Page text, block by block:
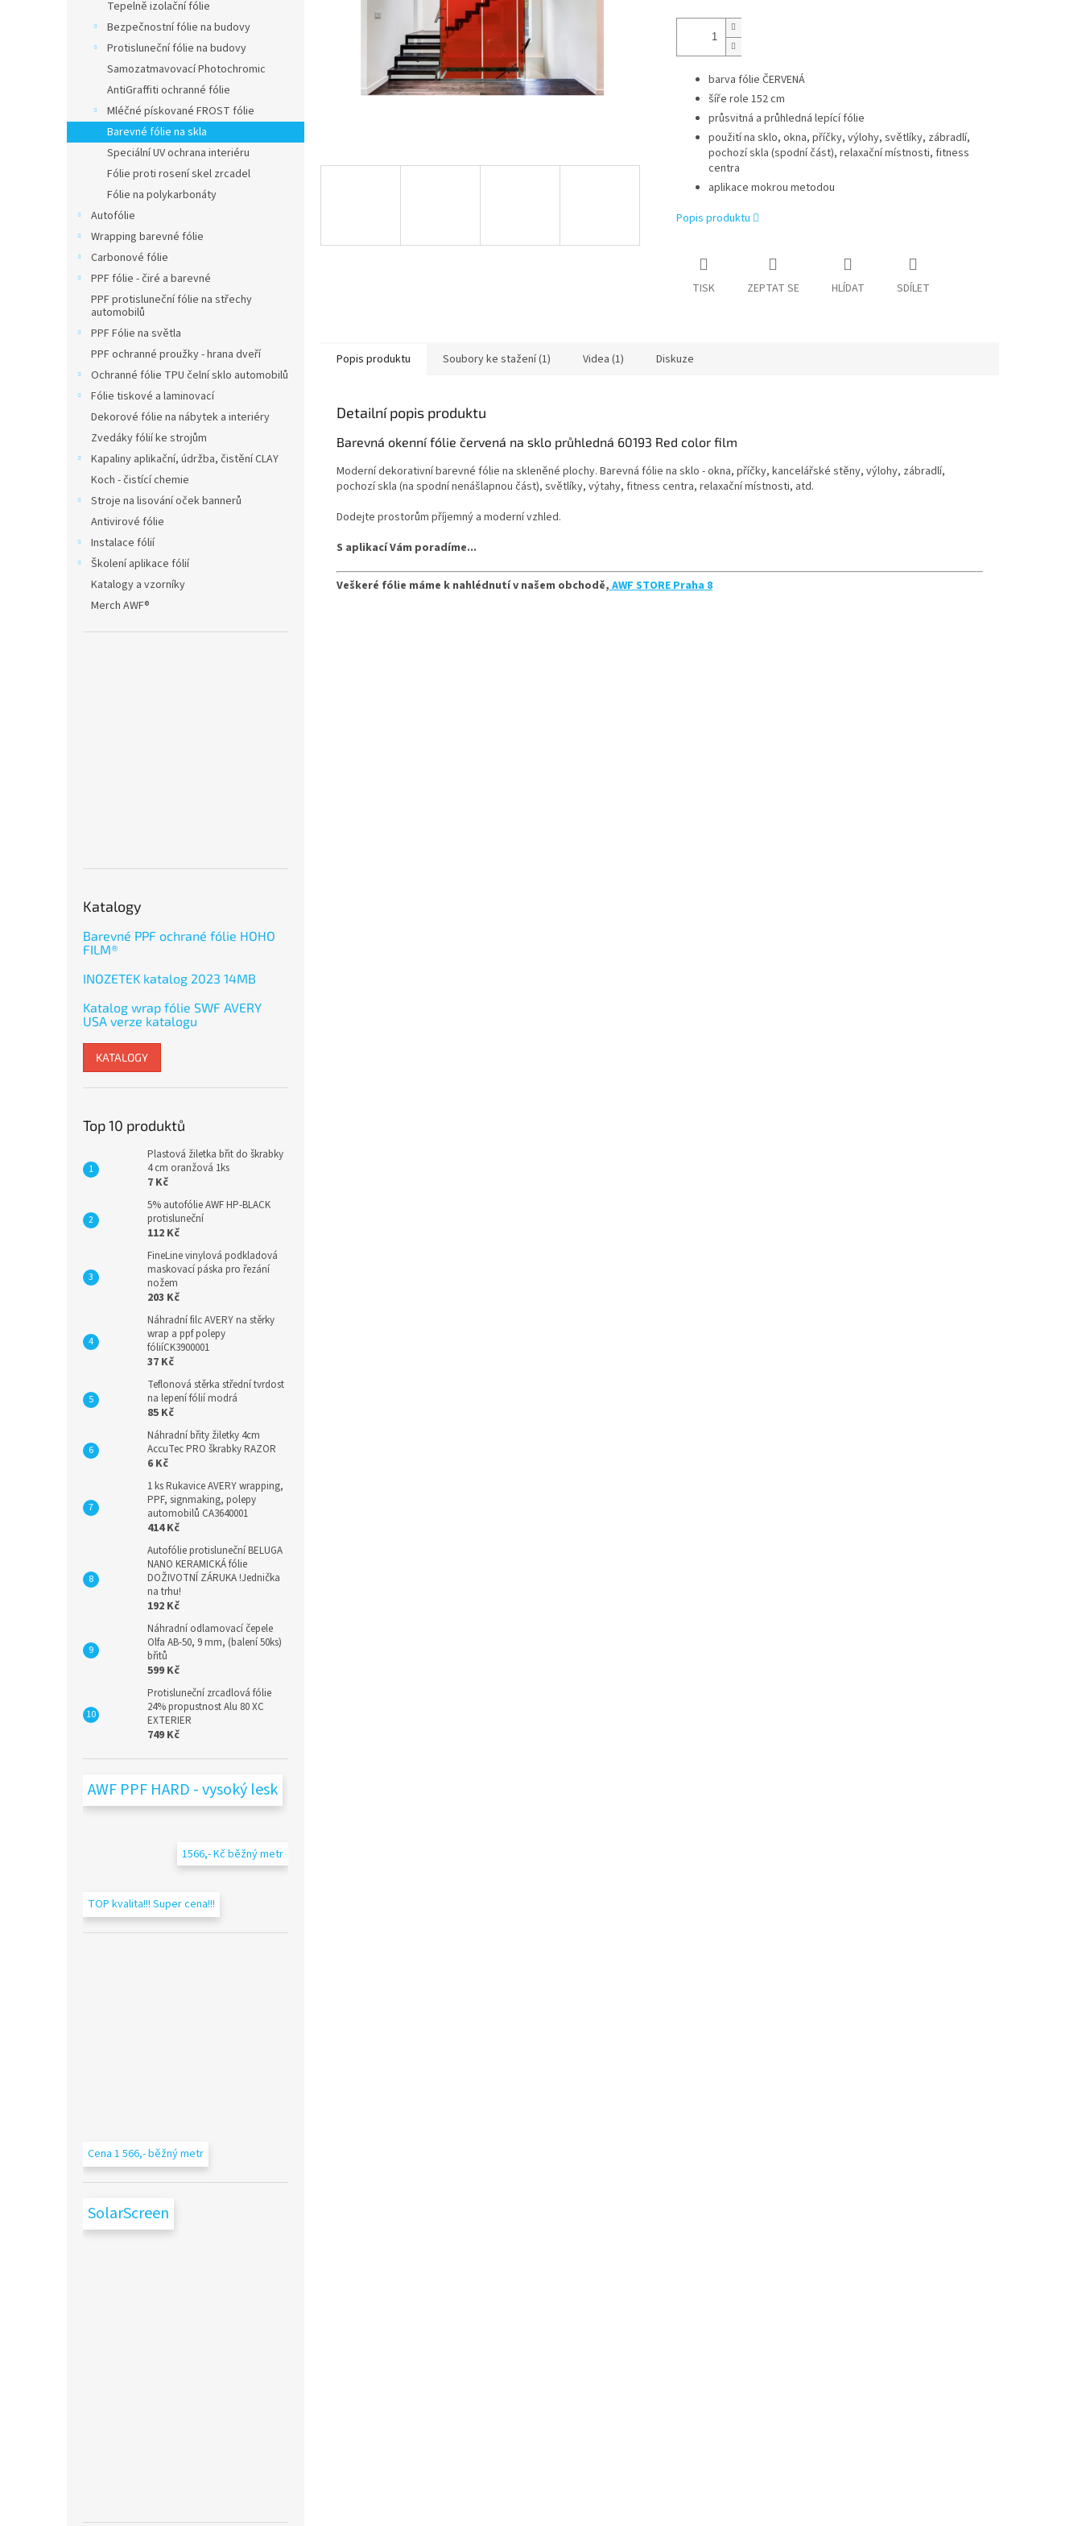
Tepelně izolační fólie
Bezpečnostní fólie na budovy
Protisluneční fólie na budovy
Samozatmavovací Photochromic
AntiGraffiti ochranné fólie
Mléčné pískované FROST fólie
Barevné fólie na skla
Speciální UV ochrana interiéru
Fólie proti rosení skel zrcadel
Fólie na polykarbonáty
Autofólie
Wrapping barevné fólie
Carbonové fólie
PPF fólie - čiré a barevné
PPF protisluneční fólie na střechy
automobilů
PPF Fólie na světla
PPF ochranné proužky - hrana dveří
Ochranné fólie TPU čelní sklo automobilů
Fólie tiskové a laminovací
Dekorové fólie na nábytek a interiéry
Zvedáky fólií ke strojům
Kapaliny aplikační, údržba, čistění CLAY
Koch - čistící chemie
Stroje na lisování oček bannerů
Antivirové fólie
Instalace fólií
Školení aplikace fólií
Katalogy a vzorníky
Merch AWF®
Katalogy
Barevné PPF ochrané fólie HOHO
FILM®
INOZETEK katalog 2023 14MB
Katalog wrap fólie SWF AVERY
USA verze katalogu
KATALOGY
Top 10 produktů
Plastová žiletka břit do škrabky
4 cm oranžová 1ks
7 Kč
5% autofólie AWF HP-BLACK
protisluneční
112 Kč
FineLine vinylová podkladová
maskovací páska pro řezání
nožem
203 Kč
Náhradní filc AVERY na stěrky
wrap a ppf polepy
fóliíCK3900001
37 Kč
Teflonová stěrka střední tvrdost
na lepení fólií modrá
85 Kč
Náhradní břity žiletky 4cm
AccuTec PRO škrabky RAZOR
6 Kč
1 ks Rukavice AVERY wrapping,
PPF, signmaking, polepy
automobilů CA3640001
414 Kč
Autofólie protisluneční BELUGA
NANO KERAMICKÁ fólie
DOŽIVOTNÍ ZÁRUKA !Jednička
na trhu!
192 Kč
Náhradní odlamovací čepele
Olfa AB-50, 9 mm, (balení 50ks)
břitů
599 Kč
Protisluneční zrcadlová fólie
24% propustnost Alu 80 XC
EXTERIER
749 Kč
AWF PPF HARD - vysoký lesk
TOP kvalita!!! Super cena!!!
1566,- Kč běžný metr
Cena 1 566,- běžný metr
SolarScreen
barva fólie ČERVENÁ
šíře role 152 cm
průsvitná a průhledná lepící fólie
použití na sklo, okna, příčky, výlohy, světlíky, zábradlí,
pochozí skla (spodní část), relaxační místnosti, fitness
centra
aplikace mokrou metodou
Popis produktu
TISK ZEPTAT SE HLÍDAT SDÍLET
Popis produktu Soubory ke stažení (1) Videa (1) Diskuze
Detailní popis produktu
Barevná okenní fólie červená na sklo průhledná 60193 Red color film
Moderní dekorativní barevné fólie na skleněné plochy. Barevná fólie na sklo - okna, příčky, kancelářské stěny, výlohy, zábradlí,
pochozí skla (na spodní nenášlapnou část), světlíky, výtahy, fitness centra, relaxační místnosti, atd.
Dodejte prostorům příjemný a moderní vzhled.
S aplikací Vám poradíme...
Veškeré fólie máme k nahlédnutí v našem obchodě,AWF STORE Praha 8